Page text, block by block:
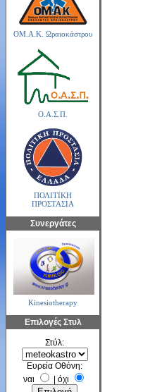
ΟΜ.Α.Κ. Ωραιοκάστρου
Ο.Α.Σ.Π.
ΠΟΛΙΤΙΚΗ
ΠΡΟΣΤΑΣΙΑ
Συνεργάτες
Kinesiotherapy
Επιλογές Στυλ
Στύλ:
Ευρεία Οθόνη:
ναι
όχι